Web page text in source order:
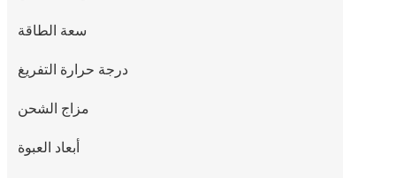
سعة الطاقة
درجة حرارة التفريغ
مزاج الشحن
أبعاد العبوة